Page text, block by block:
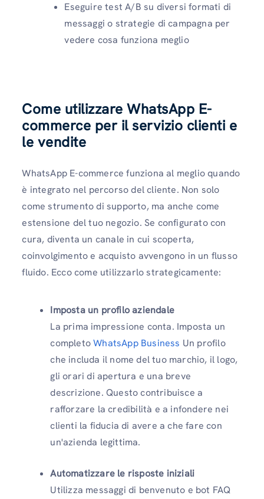
Eseguire test A/B su diversi formati di
messaggi o strategie di campagna per
vedere cosa funziona meglio
Come utilizzare WhatsApp E-
commerce per il servizio clienti e
le vendite
WhatsApp E-commerce funziona al meglio quando
è integrato nel percorso del cliente. Non solo
come strumento di supporto, ma anche come
estensione del tuo negozio. Se configurato con
cura, diventa un canale in cui scoperta,
coinvolgimento e acquisto avvengono in un flusso
fluido. Ecco come utilizzarlo strategicamente:
Imposta un profilo aziendale
La prima impressione conta. Imposta un
completoWhatsApp Business Un profilo
che includa il nome del tuo marchio, il logo,
gli orari di apertura e una breve
descrizione. Questo contribuisce a
rafforzare la credibilità e a infondere nei
clienti la fiducia di avere a che fare con
un'azienda legittima.
Automatizzare le risposte iniziali
Utilizza messaggi di benvenuto e bot FAQ